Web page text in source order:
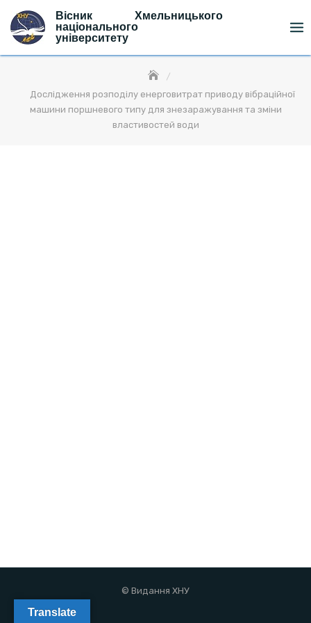
content
Вісник Хмельницького
національного
університету
Дослідження розподілу енерговитрат приводу вібраційної
машини поршневого типу для знезаражування та зміни
властивостей води
© Видання ХНУ
Translate